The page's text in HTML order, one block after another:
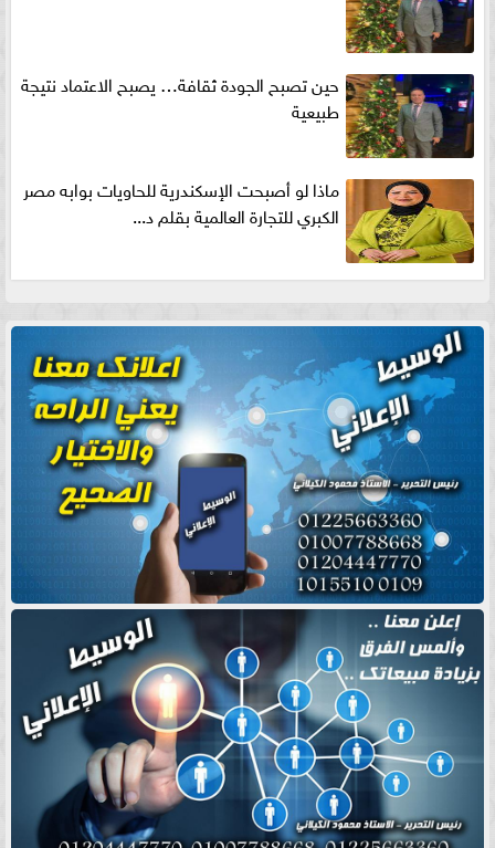
حين تصبح الجودة ثقافة… يصبح الاعتماد نتيجة
طبيعية
ماذا لو أصبحت الإسكندرية للحاويات بوابه مصر
الكبري للتجارة العالمية بقلم د...